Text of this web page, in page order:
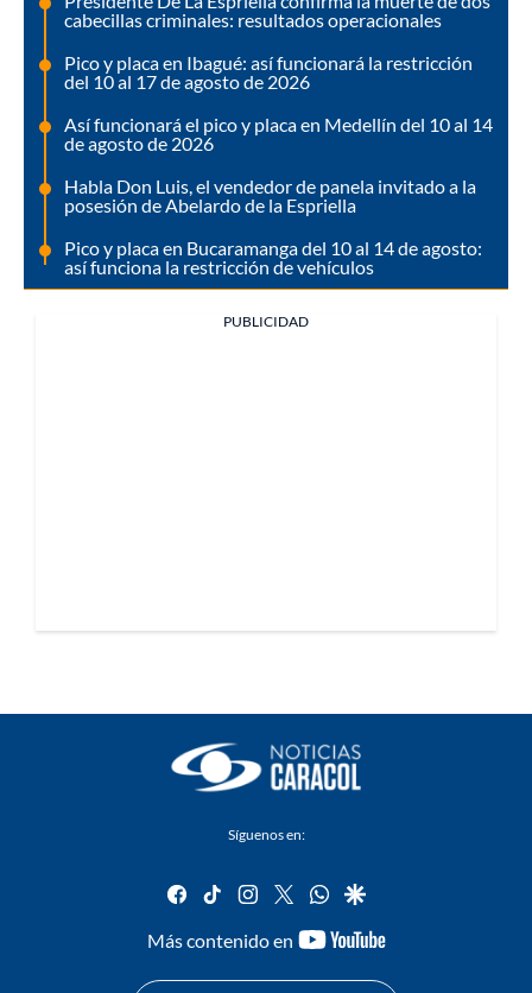
cabecillas criminales: resultados operacionales
Pico y placa en Ibagué: así funcionará la restricción
del 10 al 17 de agosto de 2026
Así funcionará el pico y placa en Medellín del 10 al 14
de agosto de 2026
Habla Don Luis, el vendedor de panela invitado a la
posesión de Abelardo de la Espriella
Pico y placa en Bucaramanga del 10 al 14 de agosto:
así funciona la restricción de vehículos
PUBLICIDAD
Síguenos en:
facebook
tiktok instagram
twitterwhatsapp
google
Más contenido en
youtube-